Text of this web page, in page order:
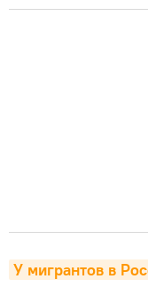
У мигрантов в